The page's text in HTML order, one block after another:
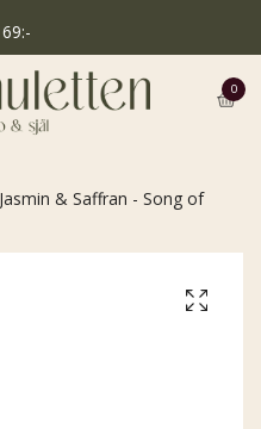
0
& Saffran - Song of